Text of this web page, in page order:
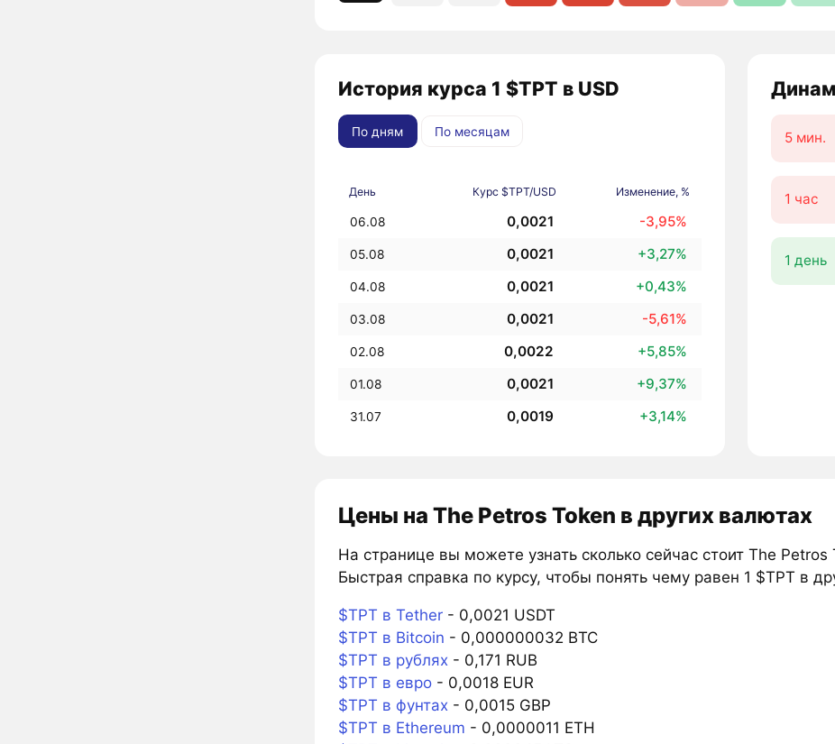
История курса 1 $TPT в USD
По дням По месяцам
День Курс $TPT/USD Изменение, %
06.08 0,0021 -3,95%
05.08 0,0021 +3,27%
04.08 0,0021 +0,43%
03.08 0,0021 -5,61%
02.08 0,0022 +5,85%
01.08 0,0021 +9,37%
31.07 0,0019 +3,14%
5 мин.
1 час
1 день
Цены на The Petros Token в других валютах
На странице вы можете узнать сколько сейчас стоит The
Быстрая справка по курсу, чтобы понять чему равен 1 $TPT в
$TPT в Tether- 0,0021 USDT
$TPT в Bitcoin - 0,000000032 BTC
$TPT в рублях- 0,171 RUB
$TPT в евро- 0,0018 EUR
$TPT в фунтах- 0,0015 GBP
$TPT в Ethereum - 0,0000011 ETH